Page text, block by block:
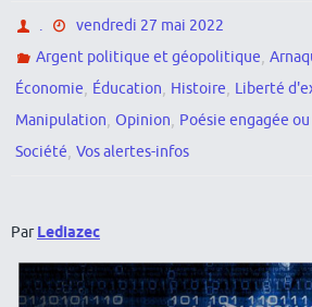
.
vendredi 27 mai 2022
Argent politique et géopolitique,
Économie, Éducation, Histoire, Liberté
Manipulation, Opinion, Poésie engagée ou
Société, Vos alertes-infos
ParLediazec